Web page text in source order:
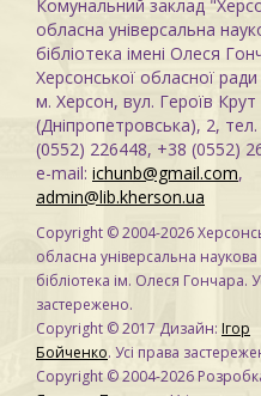
Комунальний заклад
обласна універсальна
бібліотека імені Олеся
Херсонської обласної ради
м. Херсон, вул. Героїв Крут
(Дніпропетровська), 2,
(0552) 226448, +38 (0552)
e-mail: ichunb@gmail.com,
admin@lib.kherson.ua
Copyright © 2004-2026
обласна універсальна наукова
бібліотека ім. Олеся Гончара.
застережено.
Copyright © 2017 Дизайн: Ігор
Бойченко. Усі права
Copyright © 2004-2026